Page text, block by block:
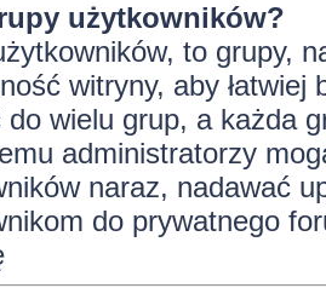
użytkowników?
to grupy,
witryny, aby
do wielu grup, a każda
administratorzy
naraz, nadawać
do prywatnego